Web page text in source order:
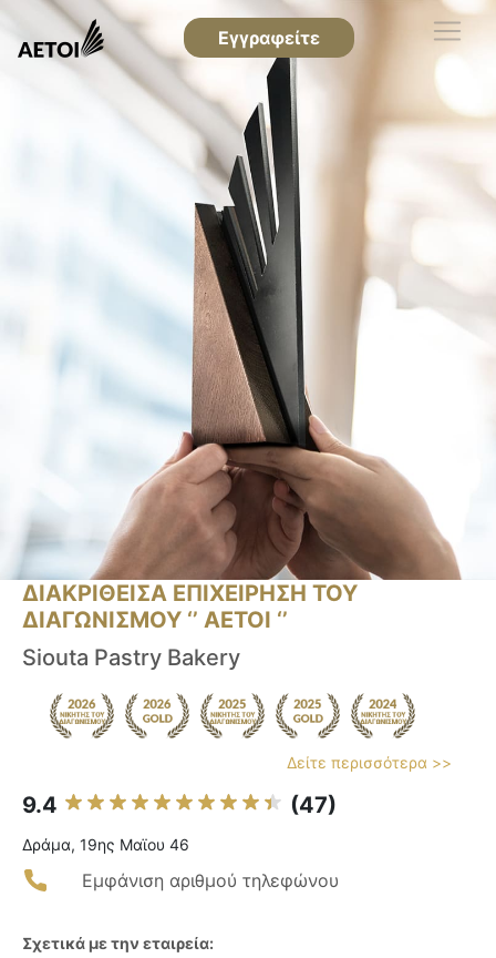
Εγγραφείτε
ΔΙΑΚΡΙΘΕΙΣΑ ΕΠΙΧΕΙΡΗΣΗ ΤΟΥ
ΔΙΑΓΩΝΙΣΜΟΥ ‘’ ΑΕΤΟΙ ‘’
Siouta Pastry Bakery
Δείτε περισσότερα >>
9.4 (47)
Δράμα, 19ης Μαϊου 46
Εμφάνιση αριθμού τηλεφώνου
Σχετικά με την εταιρεία: